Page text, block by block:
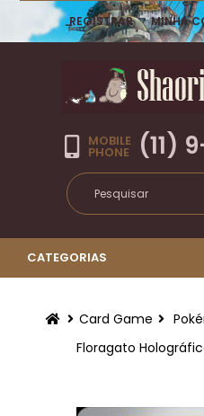
REGISTRAR MINHA
MOBILE
PHONE (11)
CATEGORIAS
Card Game
Floragato